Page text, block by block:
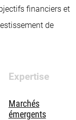
financiers et
de
Expertise
Marchés
émergents